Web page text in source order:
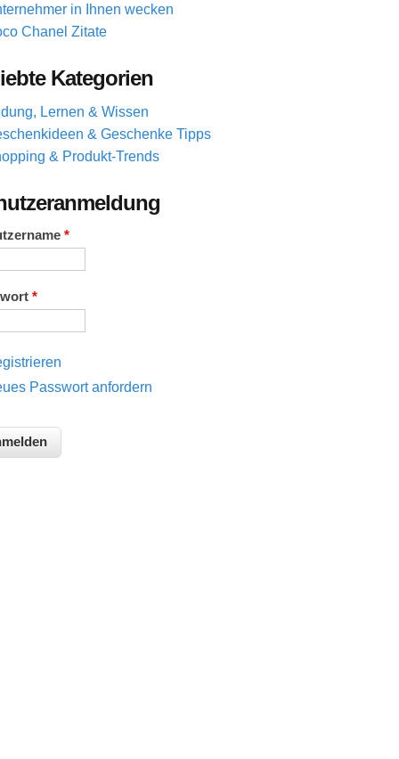
in Ihnen wecken
Chanel Zitate
Kategorien
Lernen & Wissen
& Geschenke Tipps
& Produkt-Trends
*
*
Passwort anfordern